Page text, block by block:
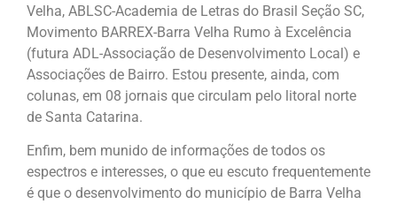
Velha, ABLSC-Academia de Letras do Brasil Seção SC,
Movimento BARREX-Barra Velha Rumo à Excelência
(futura ADL-Associação de Desenvolvimento Local) e
Associações de Bairro. Estou presente, ainda, com
colunas, em 08 jornais que circulam pelo litoral norte
de Santa Catarina.
Enfim, bem munido de informações de todos os
espectros e interesses, o que eu escuto frequentemente
é que o desenvolvimento do município de Barra Velha